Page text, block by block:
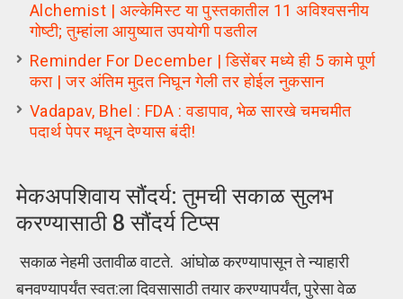
Alchemist | अल्केमिस्ट या पुस्तकातील 11 अविश्वसनीय
गोष्टी; तुम्हांला आयुष्यात उपयोगी पडतील
Reminder For December | डिसेंबर मध्ये ही 5 कामे पूर्ण
करा | जर अंतिम मुदत निघून गेली तर होईल नुकसान
Vadapav, Bhel : FDA : वडापाव, भेळ सारखे चमचमीत
पदार्थ पेपर मधून देण्यास बंदी!
मेकअपशिवाय सौंदर्य: तुमची सकाळ सुलभ
करण्यासाठी 8 सौंदर्य टिप्स
सकाळ नेहमी उतावीळ वाटते. आंघोळ करण्यापासून ते न्याहारी
बनवण्यापर्यंत स्वत:ला दिवसासाठी तयार करण्यापर्यंत, पुरेसा वेळ